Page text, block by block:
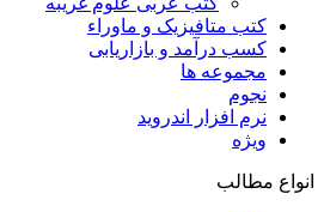
کتب متافیزیک و ماوراء
کسب درآمد و بازاریابی
مجموعه ها
نجوم
نرم افزار اندروید
ویژه
انواع مطالب